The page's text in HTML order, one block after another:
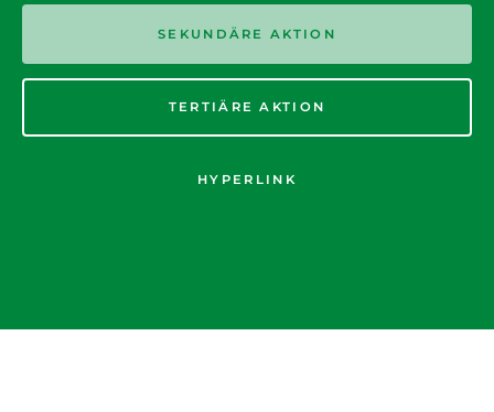
SEKUNDÄRE AKTION
TERTIÄRE AKTION
HYPERLINK